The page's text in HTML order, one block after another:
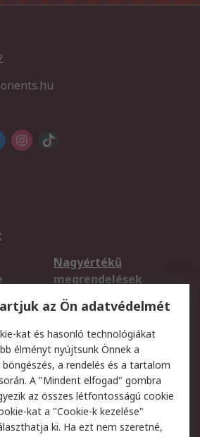
Nagyértékű
megrendelések
Szállítás
Az RS értékesítési
feltételei
az Ön adatvédelmét
kat és hasonló technológiákat
élményt nyújtsunk Önnek a
a rendelés és a tartalom
A "Mindent elfogad" gombra
az összes létfontosságú cookie
kat a "Cookie-k kezelése"
ki. Ha ezt nem szeretné,